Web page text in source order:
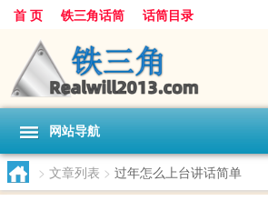
首 页 铁三角话筒 话筒目录
网站导航
> 文章列表 > 过年怎么上台讲话简单